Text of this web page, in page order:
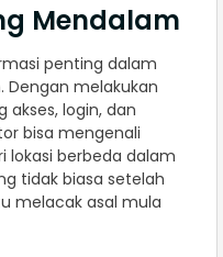
Mendalam
penting dalam
Dengan melakukan
login, dan
bisa mengenali
lokasi berbeda dalam
tidak biasa setelah
melacak asal mula